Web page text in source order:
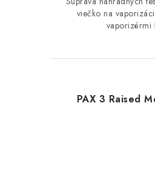
viečko na
vaporizérmi
PAX 3 Raised